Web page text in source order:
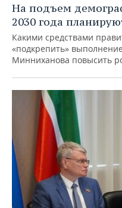
На подъем
2030 года
Какими средствами
«подкрепить»
Минниханова повысить